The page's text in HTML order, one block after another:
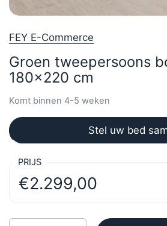
FEY E-Commerce
Groen tweepersoons
180x220 cm
Komt binnen 4-5 weken
Stel uw bed
PRIJS
€2.299,00